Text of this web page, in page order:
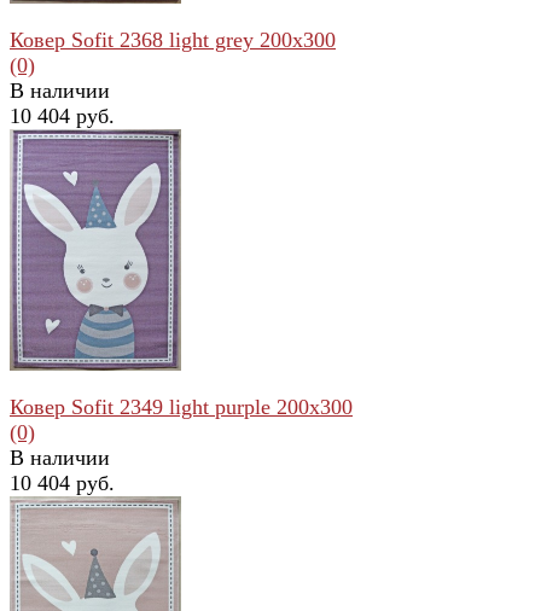
избранное сравнить
Ковер Sofit 2368 light grey 200x300
(0)
В наличии
10 404 руб.
Ковер Sofit 2349 light purple 200x300
(0)
В наличии
10 404 руб.